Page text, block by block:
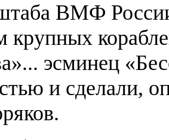
ВМФ
крупных
эсминец
и сделали,